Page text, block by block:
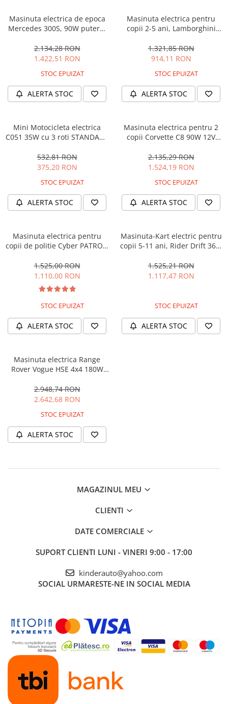
Masinuta electrica de epoca
Mercedes 300S, 90W putere,
2.134,28 RON
1.422,51 RON
STOC EPUIZAT
ALERTA STOC
Masinuta electrica pentru
copii 2-5 ani, Lamborghini
12V, galbena
1.321,85 RON
914,11 RON
STOC EPUIZAT
ALERTA STOC
Mini Motocicleta electrica
C051 35W cu 3 roti STANDARD
532,81 RON
375,20 RON
STOC EPUIZAT
ALERTA STOC
Masinuta electrica pentru 2
copii Corvette C8 90W 12V
2.135,29 RON
1.524,19 RON
STOC EPUIZAT
ALERTA STOC
Masinuta electrica pentru
copii de politie Cyber PATROL,
90W, 12V, Black & White
1.525,00 RON
1.110,00 RON
STOC EPUIZAT
ALERTA STOC
Masinuta-Kart electric pentru
copii 5-11 ani, Rider Drift 360,
1.525,21 RON
1.117,47 RON
STOC EPUIZAT
ALERTA STOC
Masinuta electrica Range
Rover Vogue HSE 4x4 180W
2.948,74 RON
2.642,68 RON
STOC EPUIZAT
ALERTA STOC
MAGAZINUL MEU
CLIENTI
DATE COMERCIALE
SUPORT CLIENTI LUNI - VINERI 9:00 - 17:00
kinderauto@yahoo.com
SOCIAL URMARESTE-NE IN SOCIAL MEDIA